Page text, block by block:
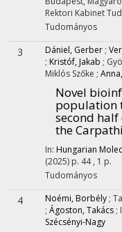
Rektori Kabinet
Tudományos
3 Dániel, Gerber ;
; Kristóf, Jakab ;
Miklós Szőke ;
Novel
population
second
the
In: Hungarian
(2025) p. 44 , 1 p.
Tudományos
4 Noémi, Borbély ;
; Ágoston, Takács ;
Szécsényi-Nagy